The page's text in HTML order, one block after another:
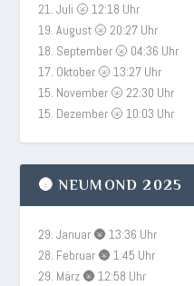
21. Juli 🌝 12:18 Uhr
19. August 🌝 20:27 Uhr
18. September 🌝 04:36 Uhr
17. Oktober 🌝 13:27 Uhr
15. November 🌝 22:30 Uhr
15. Dezember 🌝 10:03 Uhr
🌚 NEUMOND 2025
29. Januar 🌚 13:36 Uhr
28. Februar 🌚 1:45 Uhr
29. März 🌚 12:58 Uhr